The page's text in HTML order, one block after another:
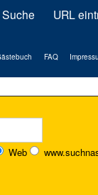
URL
FAQ
Web